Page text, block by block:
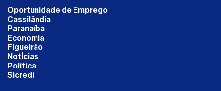
Oportunidade de Emprego
Cassilândia
Paranaíba
Economia
Figueirão
NotÍcias
Política
Sicredi